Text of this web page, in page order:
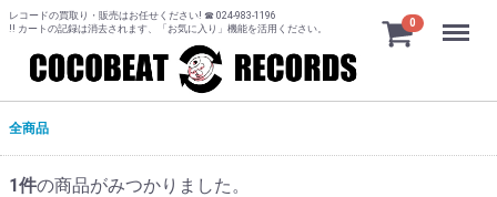
レコードの買取り・販売はお任せください! ☎ 024-983-1196
!! カートの記録は消去されます、「お気に入り」機能を活用ください。
0 Menu
全商品
1件の商品がみつかりました。